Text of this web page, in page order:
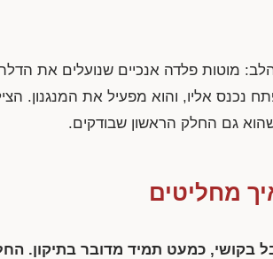
מוטות פלדה אנכיים שנועלים את
נכנס אליו, והוא מפעיל את המנגנון.
גם החלק הראשון שבודקים.
מחליטים
בקושי, כמעט תמיד מדובר בתיקון.